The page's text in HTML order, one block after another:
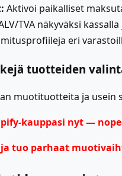
Aktivoi paikalliset
TVA näkyväksi
eri
tuotteiden
muotituotteita ja
kauppasi nyt —
ja tuo parhaat